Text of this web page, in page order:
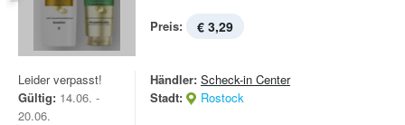
Preis: € 3,29
Leider verpasst!
Gültig: 14.06. -
20.06.
Händler: Scheck-in Center
Stadt:
Rostock